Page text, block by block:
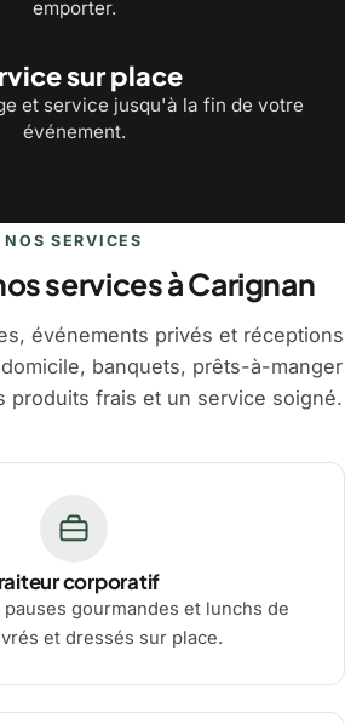
emporter.
sur place
et service jusqu'à la fin de votre
événement.
NOS SERVICES
services à Carignan
événements privés et réceptions
banquets, prêts-à-manger
produits frais et un service soigné.
corporatif
pauses gourmandes et lunchs de
et dressés sur place.